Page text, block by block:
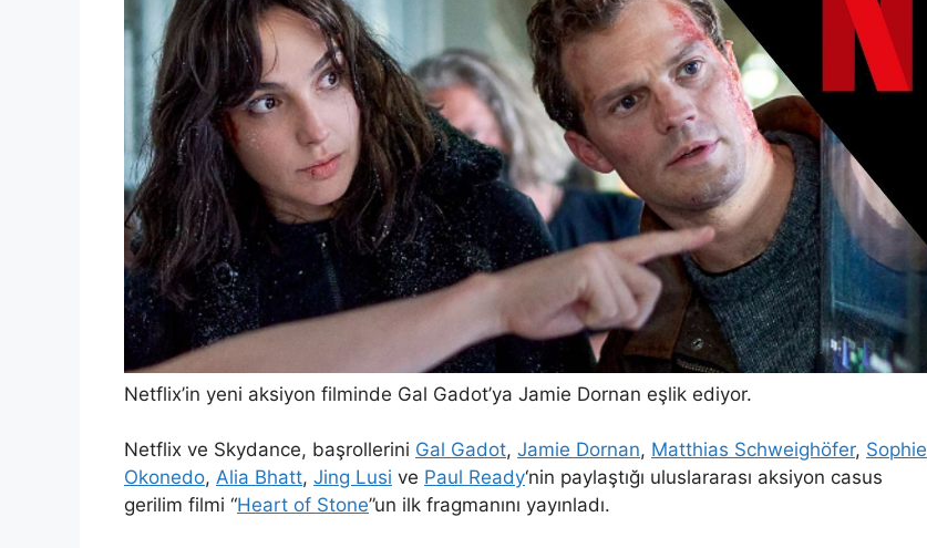
Netflix’in yeni aksiyon filminde Gal Gadot’ya Jamie Dornan eşlik ediyor.
Netflix ve Skydance, başrollerini Gal Gadot, Jamie Dornan, Matthias Schweighöfer, Sophie
Okonedo, Alia Bhatt, Jing Lusi ve Paul Ready‘nin paylaştığı uluslararası aksiyon casus
gerilim filmi “Heart of Stone”un ilk fragmanını yayınladı.